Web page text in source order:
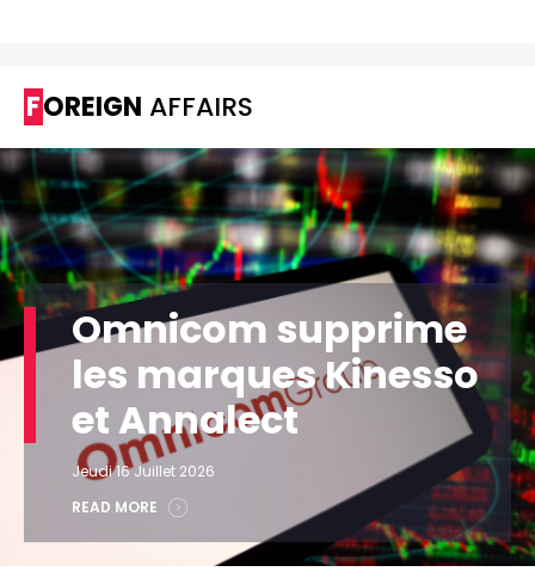
FOREIGN AFFAIRS
Omnicom supprime
les marques Kinesso
et Annalect
Jeudi 16 Juillet 2026
READ MORE